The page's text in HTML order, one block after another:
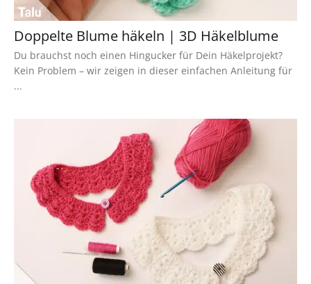
Doppelte Blume häkeln | 3D Häkelblume
Du brauchst noch einen Hingucker für Dein Häkelprojekt?
Kein Problem – wir zeigen in dieser einfachen Anleitung für
...